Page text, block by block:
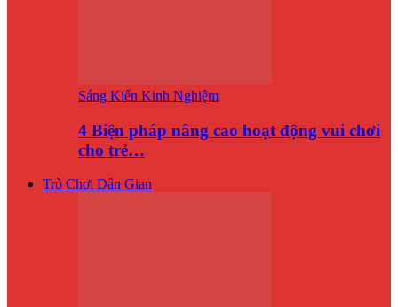
Sáng Kiến Kinh Nghiệm
4 Biện pháp nâng cao hoạt động vui chơi
cho trẻ…
Trò Chơi Dân Gian